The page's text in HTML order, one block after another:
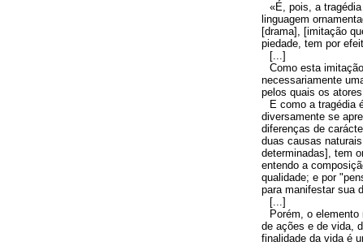
«É, pois, a
linguagem
[drama], [imitação
piedade, tem por
[...]
Como esta
necessariamente
pelos quais os
E como a tragédia
diversamente se
diferenças de
duas causas
determinadas], tem
entendo a
qualidade; e por
para manifestar sua
[...]
Porém, o
de ações e de vida,
finalidade da vida é